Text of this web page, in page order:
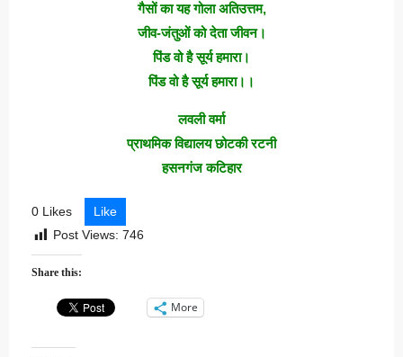
गैसों का यह गोला अतिउत्तम,
जीव-जंतुओं को देता जीवन।
पिंड वो है सूर्य हमारा।
पिंड वो है सूर्य हमारा।।
लवली वर्मा
प्राथमिक विद्यालय छोटकी रटनी
हसनगंज कटिहार
0 Likes
Like
Post Views: 746
Share this:
More